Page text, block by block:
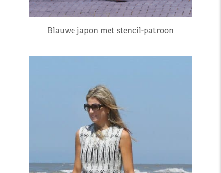
Blauwe japon met stencil-patroon